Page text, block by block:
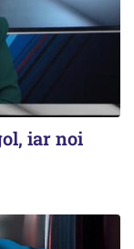
iar noi